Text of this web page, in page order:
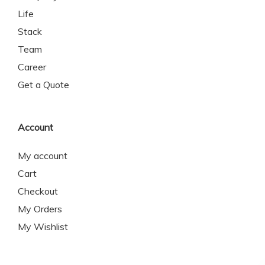
Life
Stack
Team
Career
Get a Quote
Account
My account
Cart
Checkout
My Orders
My Wishlist